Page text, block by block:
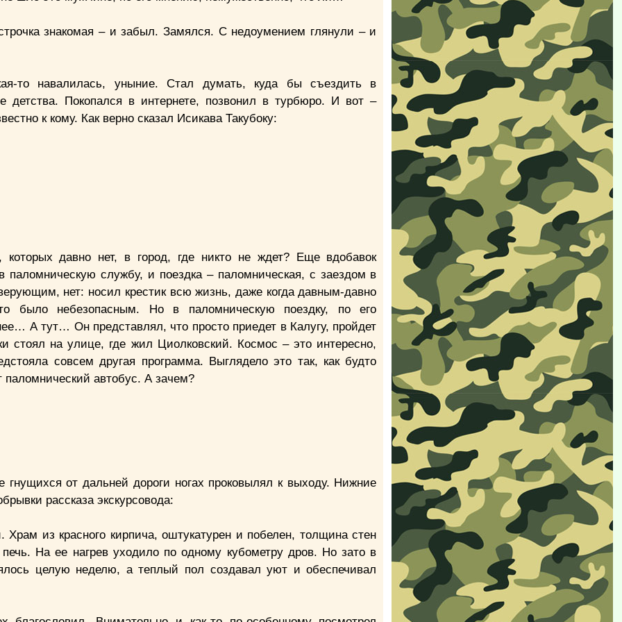
знакомая – и забыл. Замялся. С недоумением глянули – и
то навалилась, уныние. Стал думать, куда бы съездить в
детства. Покопался в интернете, позвонил в турбюро. И вот –
к кому. Как верно сказал Исикава Такубоку:
давно нет, в город, где никто не ждет? Еще вдобавок
службу, и поездка – паломническая, с заездом в
нет: носил крестик всю жизнь, даже когда давным-давно
было небезопасным. Но в паломническую поездку, по его
А тут… Он представлял, что просто приедет в Калугу, пройдет
стоял на улице, где жил Циолковский. Космос – это интересно,
совсем другая программа. Выглядело это так, как будто
паломнический автобус. А зачем?
от дальней дороги ногах проковылял к выходу. Нижние
рассказа экскурсовода:
из красного кирпича, оштукатурен и побелен, толщина стен
На ее нагрев уходило по одному кубометру дров. Но зато в
целую неделю, а теплый пол создавал уют и обеспечивал